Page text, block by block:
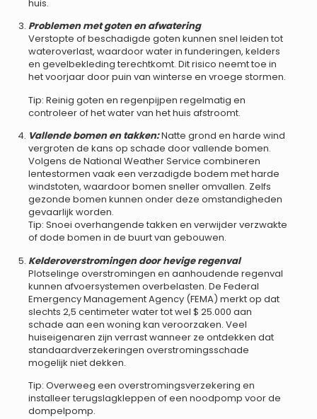
huis.
Problemen met goten en afwatering
Verstopte of beschadigde goten kunnen snel leiden tot
wateroverlast, waardoor water in funderingen, kelders
en gevelbekleding terechtkomt. Dit risico neemt toe in
het voorjaar door puin van winterse en vroege stormen.
Tip: Reinig goten en regenpijpen regelmatig en
controleer of het water van het huis afstroomt.
Vallende bomen en takken:Natte grond en harde wind
vergroten de kans op schade door vallende bomen.
Volgens de National Weather Service combineren
lentestormen vaak een verzadigde bodem met harde
windstoten, waardoor bomen sneller omvallen. Zelfs
gezonde bomen kunnen onder deze omstandigheden
gevaarlijk worden.
Tip: Snoei overhangende takken en verwijder verzwakte
of dode bomen in de buurt van gebouwen.
Kelderoverstromingen door hevige regenval
Plotselinge overstromingen en aanhoudende regenval
kunnen afvoersystemen overbelasten. De Federal
Emergency Management Agency (FEMA) merkt op dat
slechts 2,5 centimeter water tot wel $ 25.000 aan
schade aan een woning kan veroorzaken. Veel
huiseigenaren zijn verrast wanneer ze ontdekken dat
standaardverzekeringen overstromingsschade
mogelijk niet dekken.
Tip: Overweeg een overstromingsverzekering en
installeer terugslagkleppen of een noodpomp voor de
dompelpomp.